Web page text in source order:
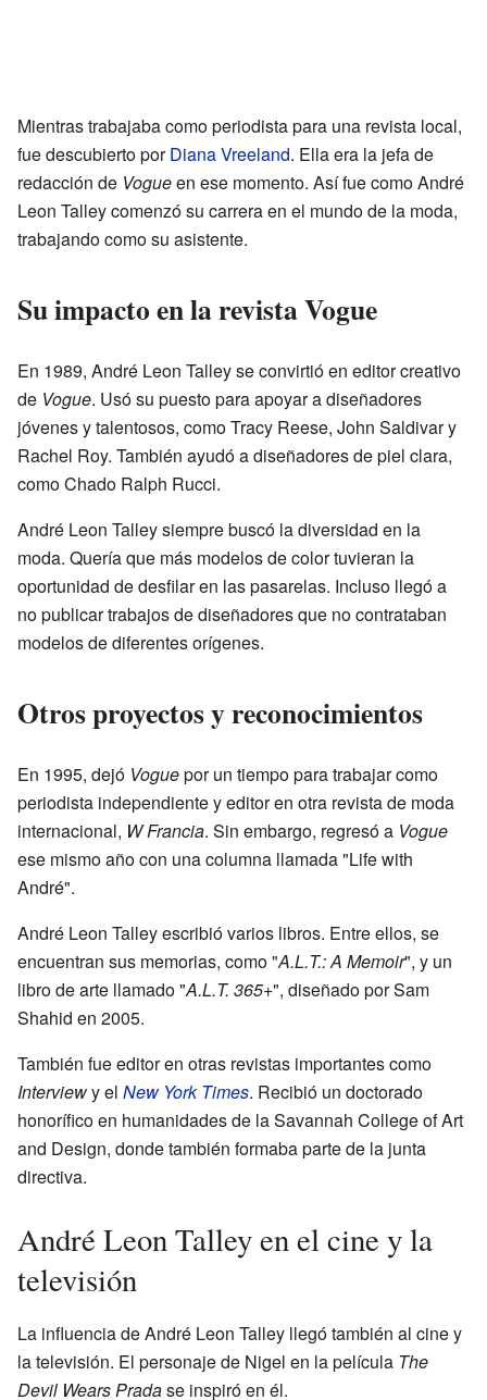
Mientras trabajaba como periodista para una revista local,
fue descubierto porDiana Vreeland. Ella era la jefa de
redacción de Vogueen ese momento. Así fue como André
Leon Talley comenzó su carrera en el mundo de la moda,
trabajando como su asistente.
Su impacto en la revista Vogue
En 1989, André Leon Talley se convirtió en editor creativo
de Vogue. Usó su puesto para apoyar a diseñadores
jóvenes y talentosos, como Tracy Reese, John Saldivar y
Rachel Roy. También ayudó a diseñadores de piel clara,
como Chado Ralph Rucci.
André Leon Talley siempre buscó la diversidad en la
moda. Quería que más modelos de color tuvieran la
oportunidad de desfilar en las pasarelas. Incluso llegó a
no publicar trabajos de diseñadores que no contrataban
modelos de diferentes orígenes.
Otros proyectos y reconocimientos
En 1995, dejó Voguepor un tiempo para trabajar como
periodista independiente y editor en otra revista de moda
internacional, W Francia. Sin embargo, regresó a Vogue
ese mismo año con una columna llamada "Life with
André".
André Leon Talley escribió varios libros. Entre ellos, se
encuentran sus memorias, como "A.L.T.: A Memoir", y un
libro de arte llamado "A.L.T. 365+", diseñado por Sam
Shahid en 2005.
También fue editor en otras revistas importantes como
Interviewy el New York Times. Recibió un doctorado
honorífico en humanidades de la Savannah College of Art
and Design, donde también formaba parte de la junta
directiva.
André Leon Talley en el cine y la
televisión
La influencia de André Leon Talley llegó también al cine y
la televisión. El personaje de Nigel en la película The
Devil Wears Pradase inspiró en él.